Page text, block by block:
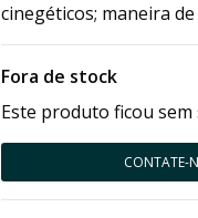
cinegéticos; maneira de
Fora de stock
Este produto ficou
CONTATE-